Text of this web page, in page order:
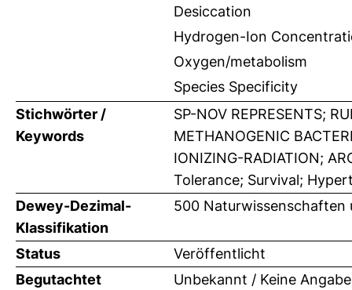
Desiccation
Hydrogen-Ion
Oxygen/metabolism
Species Specificity
Stichwörter /
Keywords
SP-NOV REPRESENTS;
METHANOGENIC
IONIZING-RADIATION;
Tolerance; Survival;
Dewey-Dezimal-
Klassifikation
500 Naturwissenschaften
Status
Veröffentlicht
Begutachtet
Unbekannt / Keine Angabe